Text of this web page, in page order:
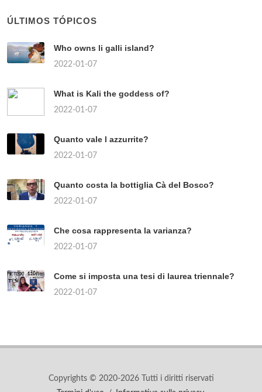
ÚLTIMOS TÓPICOS
Who owns li galli island?
2022-01-07
What is Kali the goddess of?
2022-01-07
Quanto vale l azzurrite?
2022-01-07
Quanto costa la bottiglia Cà del Bosco?
2022-01-07
Che cosa rappresenta la varianza?
2022-01-07
Come si imposta una tesi di laurea triennale?
2022-01-07
Copyrights © 2020-2026 Tutti i diritti riservati